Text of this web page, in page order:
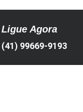
Ligue Agora
(41) 99669-9193